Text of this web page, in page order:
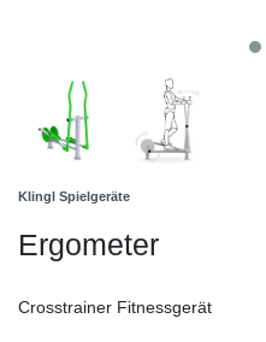
Klingl Spielgeräte
Ergometer
Crosstrainer Fitnessgerät